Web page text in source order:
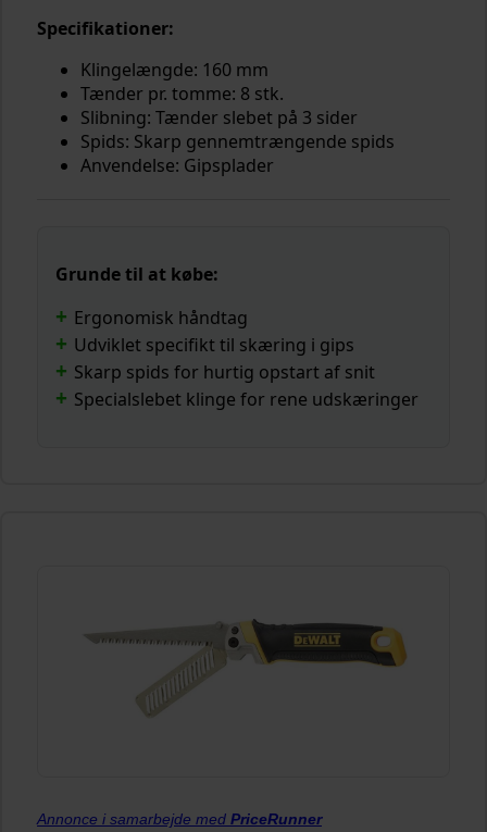
Specifikationer:
Klingelængde: 160 mm
Tænder pr. tomme: 8 stk.
Slibning: Tænder slebet på 3 sider
Spids: Skarp gennemtrængende spids
Anvendelse: Gipsplader
Grunde til at købe:
Ergonomisk håndtag
Udviklet specifikt til skæring i gips
Skarp spids for hurtig opstart af snit
Specialslebet klinge for rene udskæringer
Annonce i samarbejde med PriceRunner